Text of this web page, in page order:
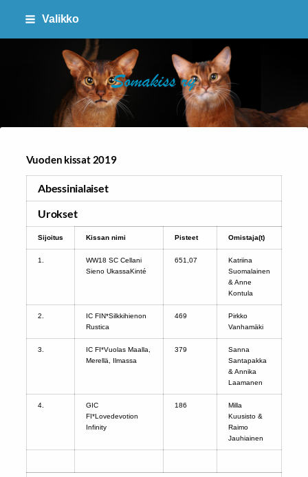
Siirry
Valikko
SOMAKISS RY
Vuoden kissat 2019
Abessinialaiset
Urokset
Sijoitus Kissan nimi Pisteet Omistaja(t)
1.
WW18 SC Cellani
Sieno UkassaKinté
651,07
Katriina
Suomalainen
& Anne
Kontula
2.
IC FIN*Silkkihienon
Rustica
469
Pirkko
Vanhamäki
3.
IC FI*Vuolas Maalla,
Merellä, Ilmassa
379
Sanna
Santapakka
& Annika
Laamanen
4.
GIC
FI*Lovedevotion
Infinity
186
Milla
Kuusisto &
Raimo
Jauhiainen